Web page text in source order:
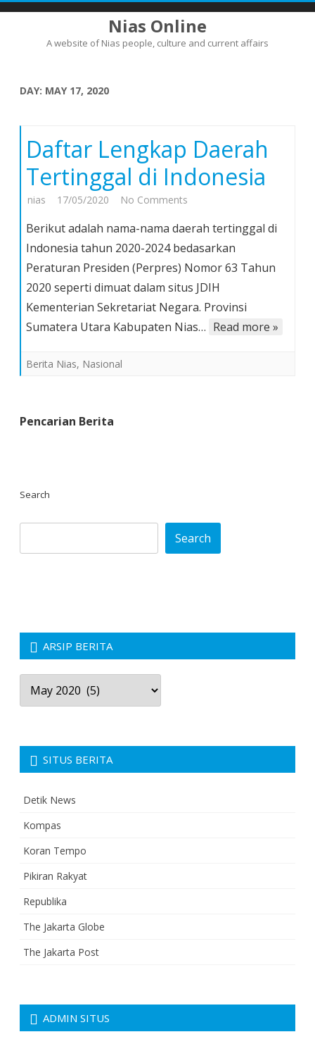
Nias Online
A website of Nias people, culture and current affairs
DAY: MAY 17, 2020
Daftar Lengkap Daerah
Tertinggal di Indonesia
nias 17/05/2020 No Comments
Lengkap
Daerah
Tertinggal
di
Indonesia
Berikut adalah nama-nama daerah tertinggal di
Indonesia tahun 2020-2024 bedasarkan
Peraturan Presiden (Perpres) Nomor 63 Tahun
2020 seperti dimuat dalam situs JDIH
Kementerian Sekretariat Negara. Provinsi
Sumatera Utara Kabupaten Nias… Read more »
Berita Nias, Nasional
Pencarian Berita
Search
Search
ARSIP BERITA
Arsip
Berita
SITUS BERITA
Detik News
Kompas
Koran Tempo
Pikiran Rakyat
Republika
The Jakarta Globe
The Jakarta Post
ADMIN SITUS